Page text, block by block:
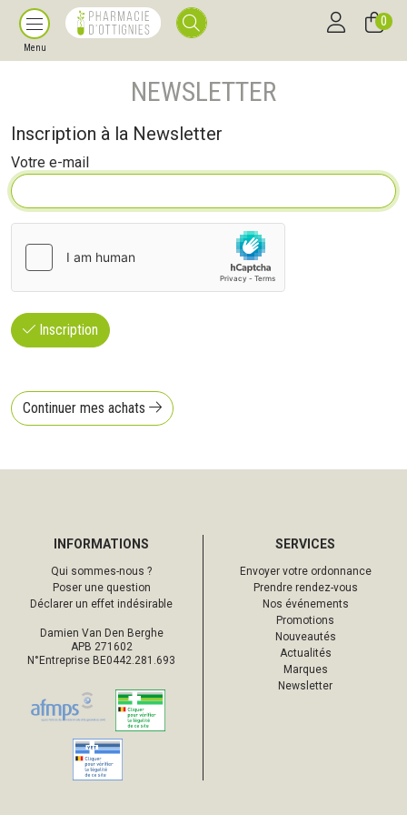
Menu
0
NEWSLETTER
Inscription à la Newsletter
Votre e-mail
Inscription
Continuer mes achats
INFORMATIONS
Qui sommes-nous ?
Poser une question
Déclarer un effet indésirable
Damien Van Den Berghe
APB 271602
N°Entreprise BE0442.281.693
SERVICES
Envoyer votre ordonnance
Prendre rendez-vous
Nos événements
Promotions
Nouveautés
Actualités
Marques
Newsletter